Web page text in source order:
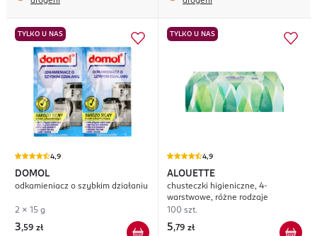
TYLKO U NAS
4,9
DOMOL
odkamieniacz o szybkim działaniu
2 x 15 g
3,59 zł
TYLKO U NAS
4,9
ALOUETTE
chusteczki higieniczne, 4-
warstwowe, różne rodzaje
100 szt.
5,79 zł